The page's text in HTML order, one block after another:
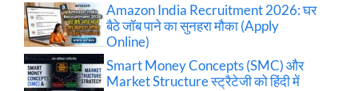
Amazon India Recruitment 2026: घर
बैठे जॉब पाने का सुनहरा मौका (Apply
Online)
Smart Money Concepts (SMC) और
Market Structure स्ट्रैटेजी को हिंदी में